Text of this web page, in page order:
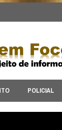
POLICIAL